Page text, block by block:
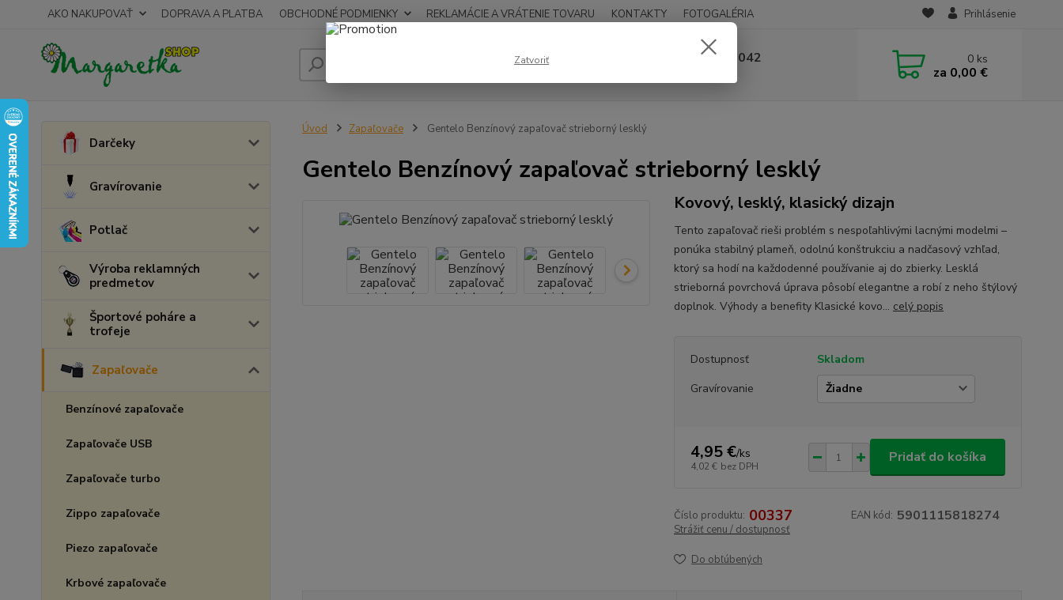
AKO NAKUPOVAŤ DOPRAVA A PLATBA OBCHODNÉ PODMIENKY REKLAMÁCIE A VRÁTENIE TOVARU KONTAKTY FOTOGALÉRIA Prihlásenie
Hľadať 0948 236 042 0 ks
za 0,00 €
Darčeky
Gravírovanie
Potlač
Výroba reklamných
predmetov
Športové poháre a
trofeje
Zapaľovače
Benzínové zapaľovače
Zapaľovače USB
Zapaľovače turbo
Zippo zapaľovače
Piezo zapaľovače
Krbové zapaľovače
Úvod Zapaľovače Gentelo Benzínový zapaľovač strieborný lesklý
Gentelo Benzínový zapaľovač strieborný lesklý
Kovový, lesklý, klasický dizajn
Tento zapaľovač rieši problém s nespoľahlivými lacnými modelmi –
ponúka stabilný plameň, odolnú konštrukciu a nadčasový vzhľad,
ktorý sa hodí na každodenné používanie aj do zbierky. Lesklá
strieborná povrchová úprava pôsobí elegantne a robí z neho štýlový
doplnok. Výhody a benefity Klasické kovo... celý popis
Dostupnosť
Skladom
Gravírovanie
4,95 €/ks
4,02 € bez DPH
Pridať do košíka
Číslo produktu: 00337 EAN kód: 5901115818274
Strážiť cenu / dostupnosť
Do obľúbených
Zatvoriť